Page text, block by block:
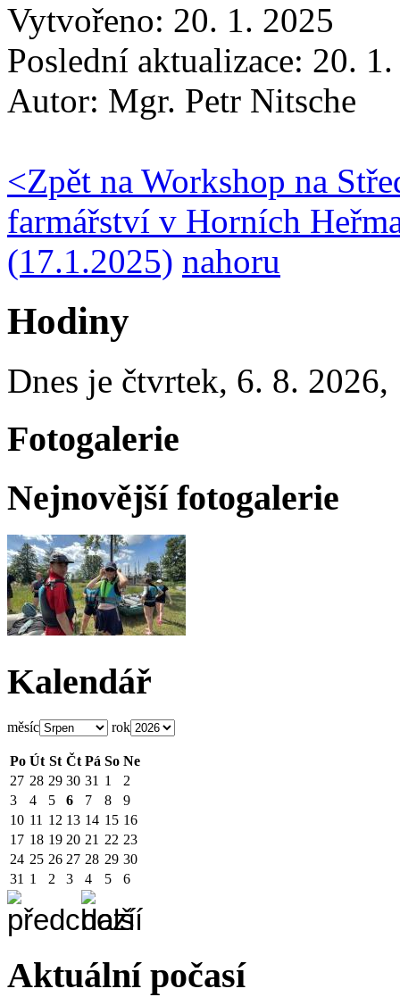
Vytvořeno: 20. 1. 2025
Poslední aktualizace: 20.
Autor: Mgr. Petr Nitsche
<Zpět na Workshop na
farmářství v Horních
(17.1.2025) nahoru
Hodiny
Dnes je čtvrtek, 6. 8. 2026,
Fotogalerie
Nejnovější fotogalerie
Kalendář
měsíc rok
Po Út St Čt Pá So Ne
27 28 29 30 31 1
2
3
4 5 6 7 8
9
10 11 12 13 14 15 16
17 18 19 20 21 22 23
24 25 26 27 28 29 30
31 1 2 3 4 5 6
Aktuální počasí